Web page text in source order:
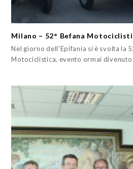
Milano – 52° Befana
Nel giorno dell’Epifania si è svolta la
Motociclistica, evento ormai